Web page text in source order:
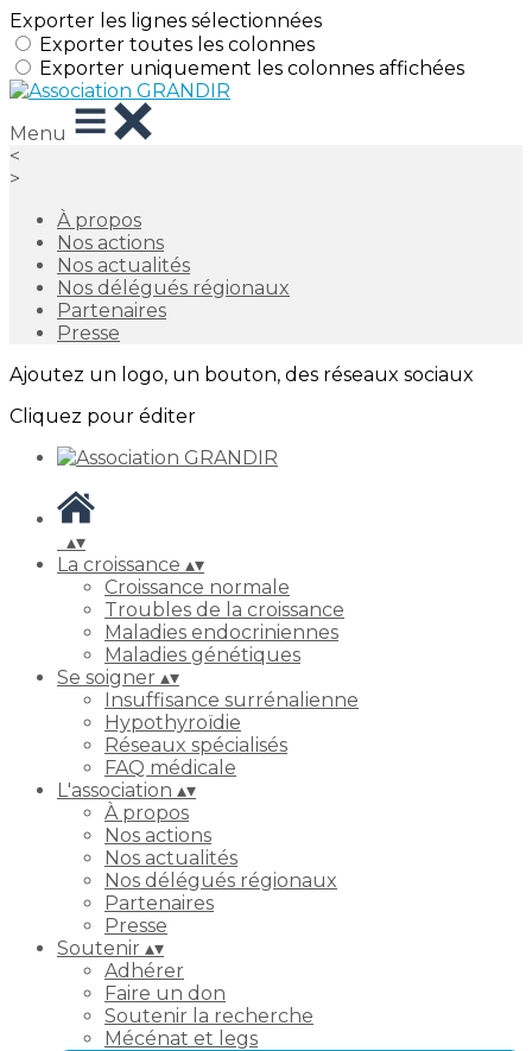
Exporter les lignes sélectionnées
Exporter toutes les colonnes
Exporter uniquement les colonnes affichées
Menu
<
>
À propos
Nos actions
Nos actualités
Nos délégués régionaux
Partenaires
Presse
Ajoutez un logo, un bouton, des réseaux sociaux
Cliquez pour éditer
▴▾
La croissance ▴▾
Croissance normale
Troubles de la croissance
Maladies endocriniennes
Maladies génétiques
Se soigner ▴▾
Insuffisance surrénalienne
Hypothyroïdie
Réseaux spécialisés
FAQ médicale
L'association ▴▾
À propos
Nos actions
Nos actualités
Nos délégués régionaux
Partenaires
Presse
Soutenir ▴▾
Adhérer
Faire un don
Soutenir la recherche
Mécénat et legs